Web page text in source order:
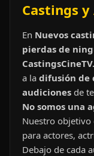
Castings
En Nuevos
pierdas de
a la difusión de
audiciones de
No somos una
Nuestro objetivo
para actores,
Debajo de cada